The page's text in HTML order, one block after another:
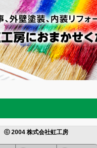
ⓒ 2004 株式会社虹工房